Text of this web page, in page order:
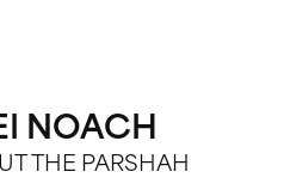
NOACH
THE PARSHAH